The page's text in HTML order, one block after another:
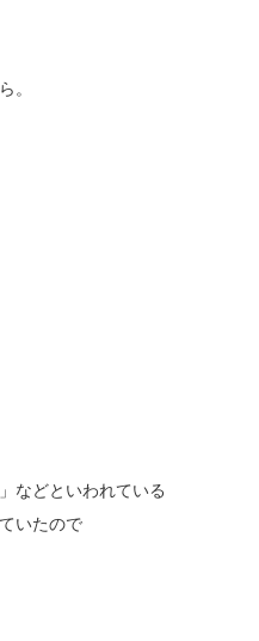
。
などといわれている
いたので